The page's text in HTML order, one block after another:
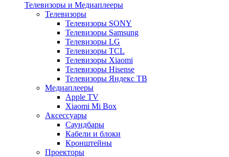
Телевизоры и Медиаплееры
Телевизоры
Телевизоры SONY
Телевизоры Samsung
Телевизоры LG
Телевизоры TCL
Телевизоры Xiaomi
Телевизоры Hisense
Телевизоры Яндекс ТВ
Медиаплееры
Apple TV
Xiaomi Mi Box
Аксессуары
Саундбары
Кабели и блоки
Кронштейны
Проекторы